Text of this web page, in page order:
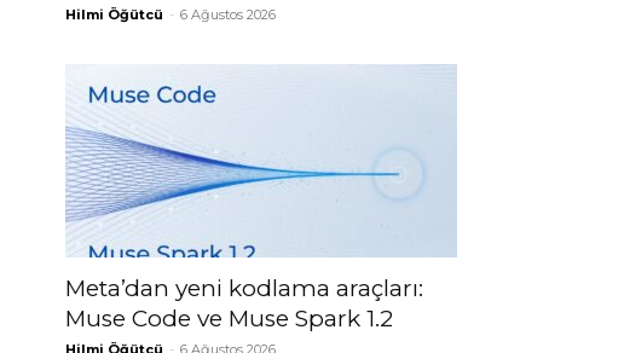
Hilmi Öğütcü - 6 Ağustos 2026
Meta’dan yeni kodlama araçları:
Muse Code ve Muse Spark 1.2
Hilmi Öğütcü - 6 Ağustos 2026